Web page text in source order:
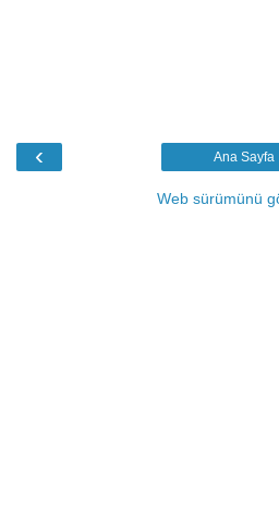
‹ Ana Sayfa
Web sürümünü